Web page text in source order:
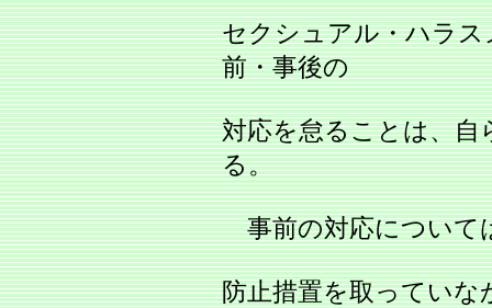
セクシュアル・ハラス
前・事後の
対応を怠ることは、自
る。
事前の対応について
防止措置を取っていな